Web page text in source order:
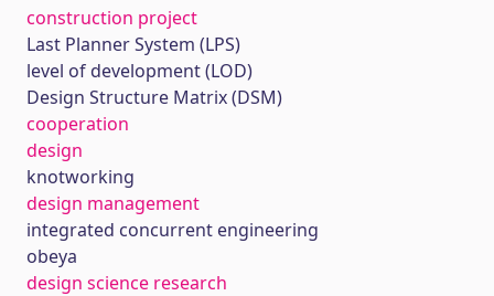
construction project
Last Planner System (LPS)
level of development (LOD)
Design Structure Matrix (DSM)
cooperation
design
knotworking
design management
integrated concurrent engineering
obeya
design science research